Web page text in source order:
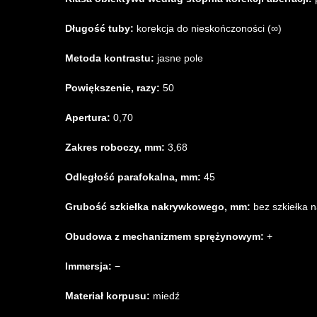
Długość tuby: korekcja do nieskończoności (∞)
Metoda kontrastu: jasne pole
Powiększenie, razy: 50
Apertura: 0,70
Zakres roboczy, mm: 3,68
Odległość parafokalna, mm: 45
Grubość szkiełka nakrywkowego, mm: bez szkiełka
Obudowa z mechanizmem sprężynowym: +
Immersja: −
Materiał korpusu: miedź